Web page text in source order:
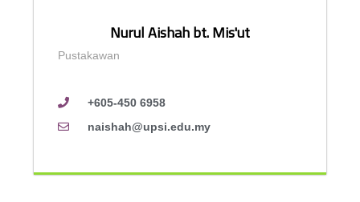
Nurul Aishah bt. Mis'ut
Pustakawan
+605-450 6958
naishah@upsi.edu.my